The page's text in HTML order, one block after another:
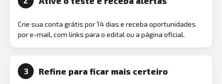
Crie sua conta grátis por 14 dias e receba oportunidades
por e-mail, com links para o edital ou a página oficial.
3 Refine para ficar mais certeiro